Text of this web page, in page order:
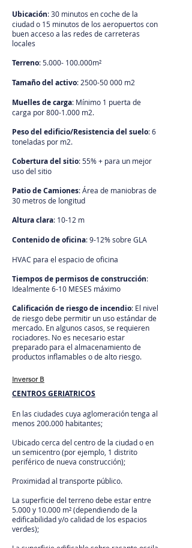
Ubicación: 30 minutos en coche de la
ciudad o 15 minutos de los aeropuertos con
buen acceso a las redes de carreteras
locales
Terreno:5.000- 100.000m²
Tamaño del activo: 2500-50 000 m2
Muelles de carga: Mínimo 1 puerta de
carga por800-1.000 m2.
Peso del edificio/Resistencia del suelo: 6
toneladas por m2.
Cobertura del sitio: 55% + para un mejor
uso del sitio
Patio de Camiones: Área de maniobras de
30 metros de longitud
Altura clara: 10-12 m
Contenido de oficina: 9-12% sobre GLA
HVAC para el espacio de oficina
Tiempos de permisos de construcción:
Idealmente 6-10 MESES máximo
Calificación de riesgo de incendio: El nivel
de riesgo debe permitir un uso estándar de
mercado. En algunos casos, se requieren
rociadores. No es necesario estar
preparado para el almacenamiento de
productos inflamables o de alto riesgo.
Inversor B
CENTROS GERIATRICOS
En las ciudades cuya aglomeración tenga al
menos 200.000 habitantes;
Ubicado cerca del centro de la ciudad o en
un semicentro (por ejemplo, 1 distrito
periférico de nueva construcción);
Proximidad al transporte público.
La superficie del terreno debe estar entre
5.000 y 10.000 m² (dependiendo de la
edificabilidad y/o calidad de los espacios
verdes);